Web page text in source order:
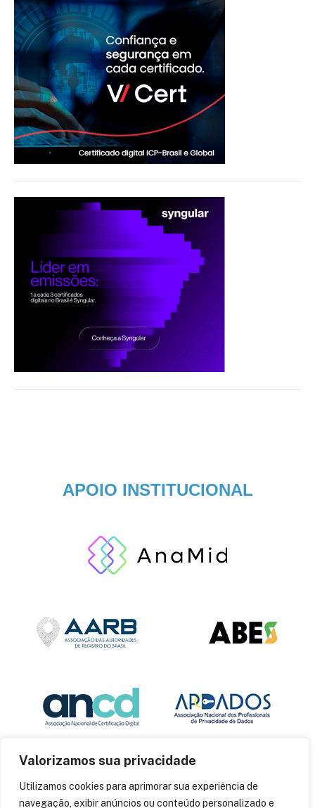
Valorizamos sua privacidade
Utilizamos cookies para aprimorar sua experiência de
navegação, exibir anúncios ou conteúdo personalizado e
APOIO INSTITUCIONAL